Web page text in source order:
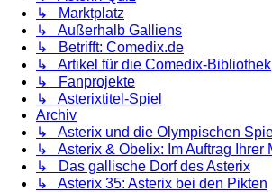
↳ Marktplatz
↳ Außerhalb Galliens
↳ Betrifft: Comedix.de
↳ Artikel für die Comedix-Bibliothek
↳ Fanprojekte
↳ Asterixtitel-Spiel
Archiv
↳ Asterix und die Olympischen
↳ Asterix & Obelix: Im Auftrag Ihrer
↳ Das gallische Dorf des Asterix
↳ Asterix 35: Asterix bei den Pikten